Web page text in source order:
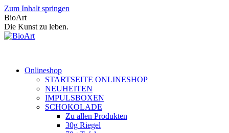
Zum Inhalt springen
BioArt
Die Kunst zu leben.
Onlineshop
STARTSEITE ONLINESHOP
NEUHEITEN
IMPULSBOXEN
SCHOKOLADE
Zu allen Produkten
30g Riegel